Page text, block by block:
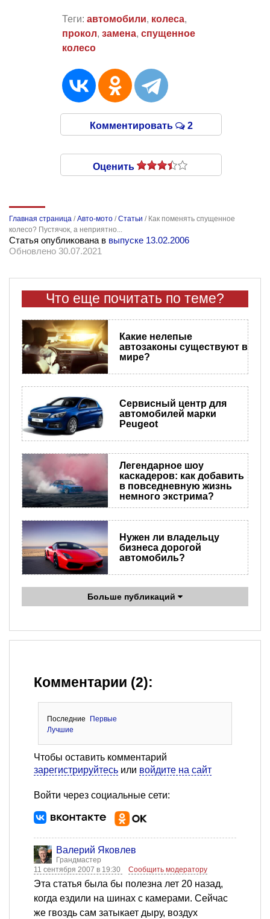
Теги: автомобили, колеса,
прокол, замена, спущенное
колесо
Комментировать 2
Оценить
Главная страница /Авто-мото /Статьи / Как поменять спущенное
колесо? Пустячок, а неприятно...
Статья опубликована в выпуске 13.02.2006
Обновлено 30.07.2021
Что еще почитать по теме?
​Какие нелепые
автозаконы существуют в
мире?
Сервисный центр для
автомобилей марки
Peugeot
Легендарное шоу
каскадеров: как добавить
в повседневную жизнь
немного экстрима?
Нужен ли владельцу
бизнеса дорогой
автомобиль?
Больше публикаций
Комментарии (2):
Последние
Первые
Лучшие
Чтобы оставить комментарий
зарегистрируйтесь или войдите на сайт
Войти через социальные сети:
Валерий Яковлев
Грандмастер
11 сентября 2007 в 19:30
Сообщить модератору
Эта статья была бы полезна лет 20 назад,
когда ездили на шинах с камерами. Сейчас
же гвоздь сам затыкает дыру, воздух